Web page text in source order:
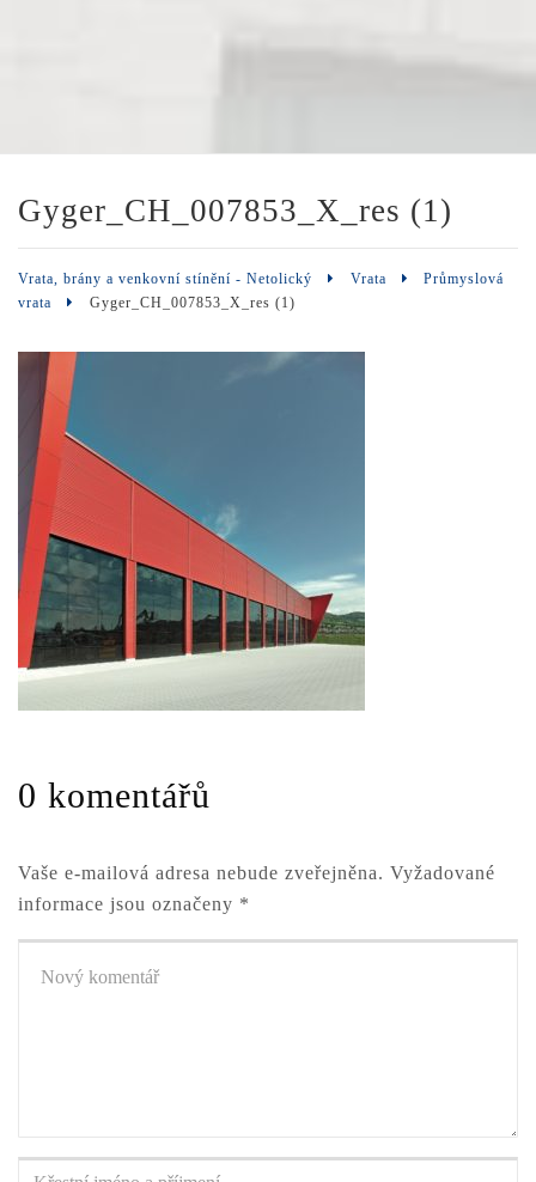
Gyger_CH_007853_X_res (1)
Vrata, brány a venkovní stínění - Netolický Vrata
Průmyslová
vrata
Gyger_CH_007853_X_res (1)
0 komentářů
Vaše e-mailová adresa nebude zveřejněna. Vyžadované
informace jsou označeny *
komentář*
Křestní